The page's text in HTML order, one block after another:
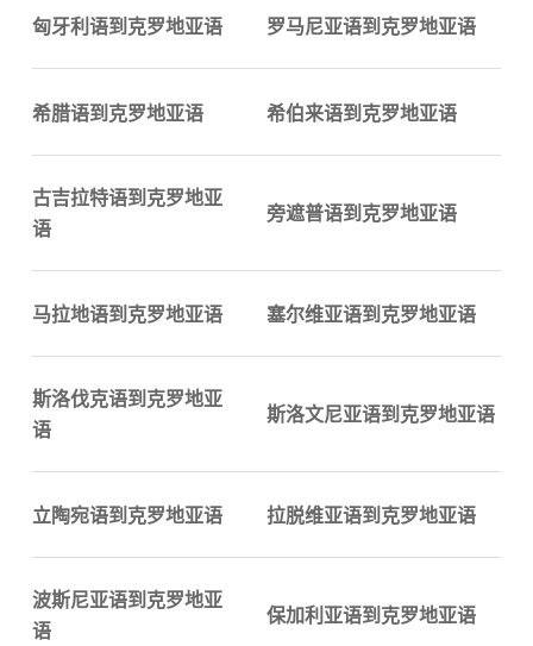
匈牙利语到克罗地亚语 罗马尼亚语到克罗地亚语
希腊语到克罗地亚语 希伯来语到克罗地亚语
古吉拉特语到克罗地亚
语
旁遮普语到克罗地亚语
马拉地语到克罗地亚语 塞尔维亚语到克罗地亚语
斯洛伐克语到克罗地亚
语
斯洛文尼亚语到克罗地亚语
立陶宛语到克罗地亚语 拉脱维亚语到克罗地亚语
波斯尼亚语到克罗地亚
语
保加利亚语到克罗地亚语